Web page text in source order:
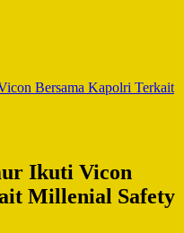
Bersama Kapolri Terkait
Ikuti Vicon
Millenial Safety